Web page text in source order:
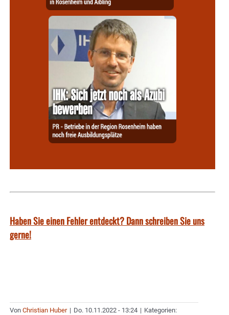
Haben Sie einen Fehler entdeckt? Dann schreiben Sie uns
gerne!
Von Christian Huber | Do. 10.11.2022 - 13:24 | Kategorien: